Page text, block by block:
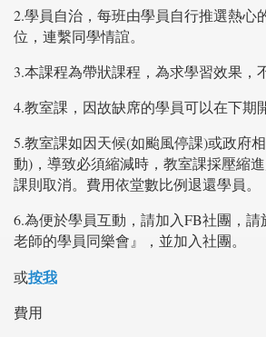
2.學員自治，每班由學員自行推選熱心
位，連繫同學情誼。
3.本課程為帶狀課程，為求學習效果，
4.教室課，因故缺席的學員可以在下期
5.教室課如因天候(如颱風停課)或政府
動)，導致必須縮減時，教室課採壓縮
課則取消。費用依堂數比例退還學員。
6.為便於學員互動，請加入FB社團，請
老師的學員同樂會』，並加入社團。
或按我
費用